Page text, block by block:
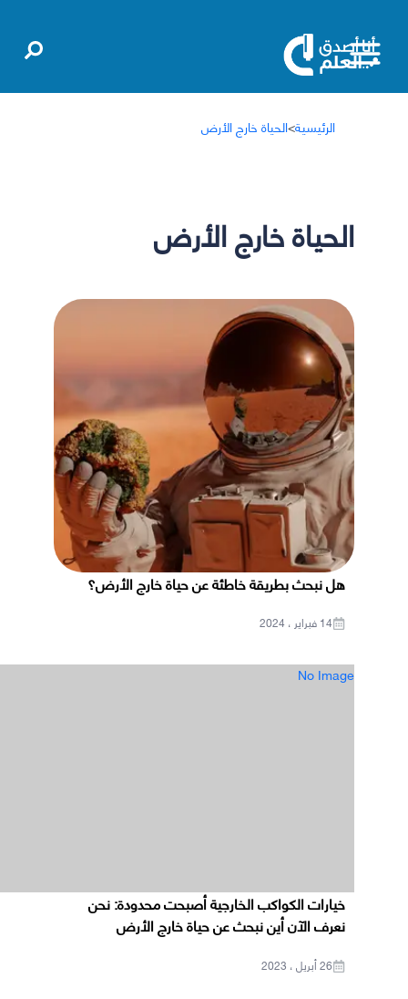
الرئيسية>الحياة خارج الأرض
الحياة خارج الأرض
هل نبحث بطريقة خاطئة عن حياة خارج الأرض؟
14 فبراير ، 2024
No Image
خيارات الكواكب الخارجية أصبحت محدودة: نحن
نعرف الآن أين نبحث عن حياة خارج الأرض
26 أبريل ، 2023